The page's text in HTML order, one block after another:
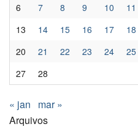
6
7 8 9 10 11
13
14 15 16 17 18
20
21 22 23 24 25
27
28
« jan
mar »
Arquivos